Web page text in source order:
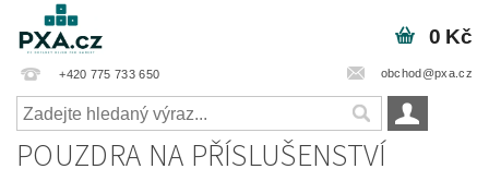
+420 775 733 650 obchod@pxa.cz
0 Kč
POUZDRA NA PŘÍSLUŠENSTVÍ